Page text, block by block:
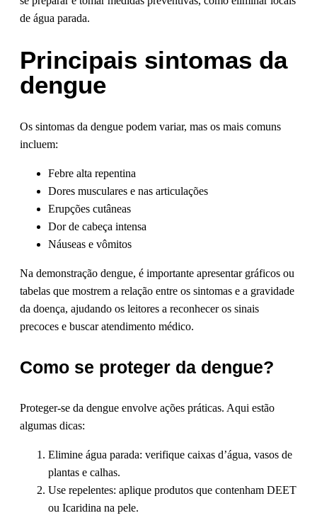
de água parada.
Principais sintomas da
dengue
Os sintomas da dengue podem variar, mas os mais comuns
incluem:
Febre alta repentina
Dores musculares e nas articulações
Erupções cutâneas
Dor de cabeça intensa
Náuseas e vômitos
Na demonstração dengue, é importante apresentar gráficos ou
tabelas que mostrem a relação entre os sintomas e a gravidade
da doença, ajudando os leitores a reconhecer os sinais
precoces e buscar atendimento médico.
Como se proteger da dengue?
Proteger-se da dengue envolve ações práticas. Aqui estão
algumas dicas:
Elimine água parada: verifique caixas d’água, vasos de
plantas e calhas.
Use repelentes: aplique produtos que contenham DEET
ou Icaridina na pele.